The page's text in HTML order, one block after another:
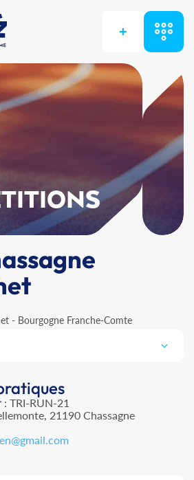
+
- Bourgogne Franche-Comte
: TRI-RUN-21
21190 Chassagne